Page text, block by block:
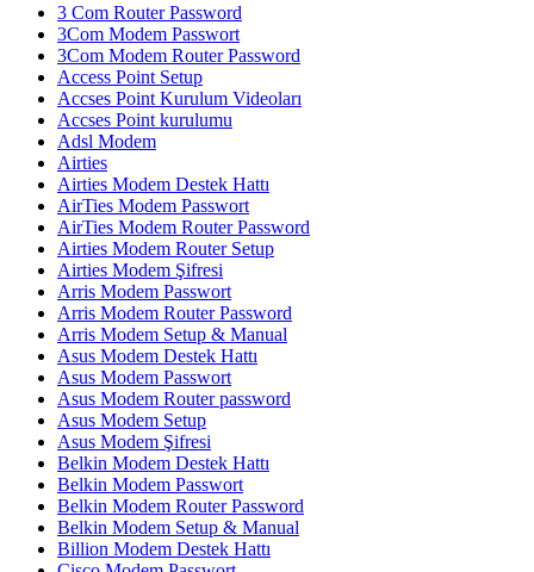
3 Com Router Password
3Com Modem Passwort
3Com Modem Router Password
Access Point Setup
Accses Point Kurulum Videoları
Accses Point kurulumu
Adsl Modem
Airties
Airties Modem Destek Hattı
AirTies Modem Passwort
AirTies Modem Router Password
Airties Modem Router Setup
Airties Modem Şifresi
Arris Modem Passwort
Arris Modem Router Password
Arris Modem Setup & Manual
Asus Modem Destek Hattı
Asus Modem Passwort
Asus Modem Router password
Asus Modem Setup
Asus Modem Şifresi
Belkin Modem Destek Hattı
Belkin Modem Passwort
Belkin Modem Router Password
Belkin Modem Setup & Manual
Billion Modem Destek Hattı